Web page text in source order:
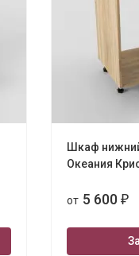
Шкаф
Океания
от 5 600 ₽